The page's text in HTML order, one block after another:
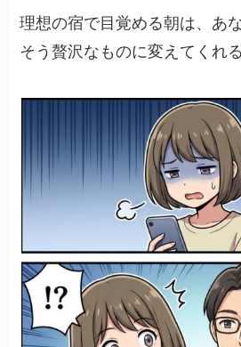
理想の宿で目覚める朝は、あ
そう贅沢なものに変えてくれる